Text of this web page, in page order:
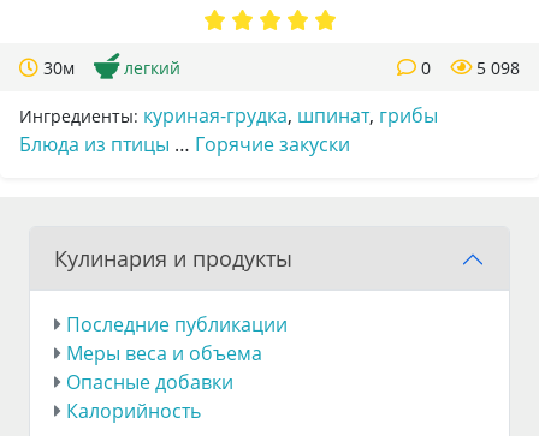
30м легкий 5 098
0
Ингредиенты: куриная-грудка, шпинат, грибы
Блюда из птицы … Горячие закуски
Кулинария и продукты
Последние публикации
Меры веса и объема
Опасные добавки
Калорийность